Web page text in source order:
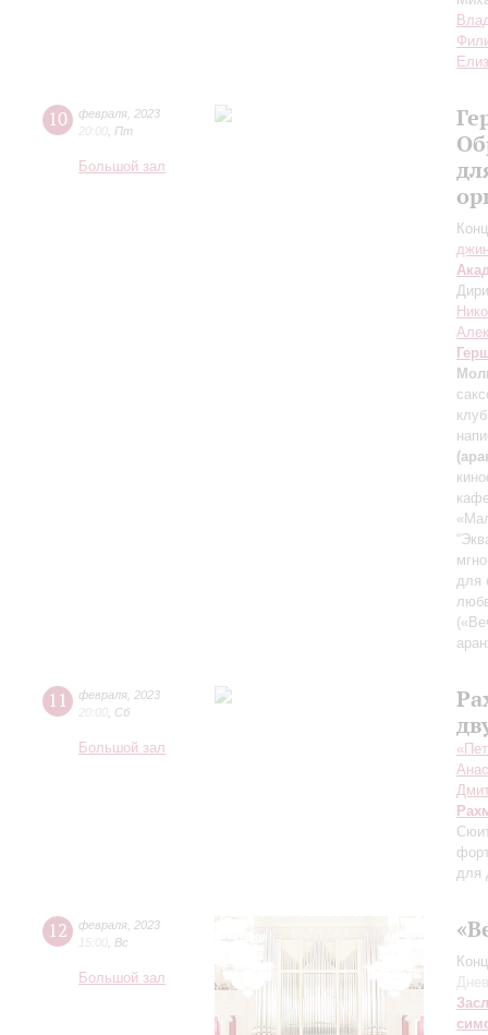
10 февраля 2023
20:00 Пт
Большой зал
для
11 февраля 2023
20:00 Сб
Большой зал
для
12 февраля 2023
15:00 Вс
Большой зал